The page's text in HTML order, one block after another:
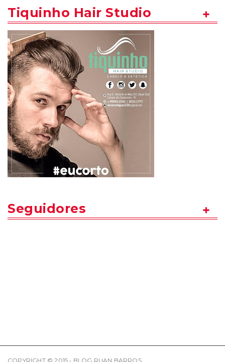
Tiquinho Hair Studio
Seguidores
COPYRIGHT © 2015 • BLOG RUAN BARROS